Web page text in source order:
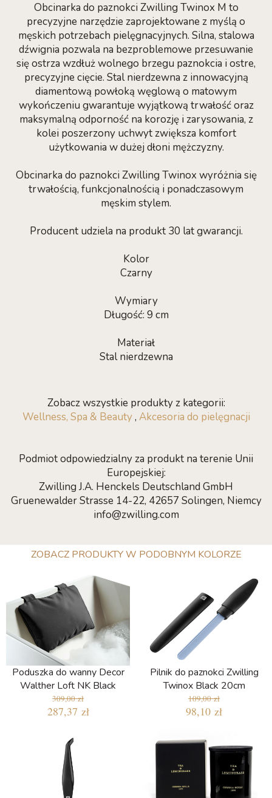
Obcinarka do paznokci Zwilling Twinox M to
precyzyjne narzędzie zaprojektowane z myślą o
męskich potrzebach pielęgnacyjnych. Silna, stalowa
dźwignia pozwala na bezproblemowe przesuwanie
się ostrza wzdłuż wolnego brzegu paznokcia i ostre,
precyzyjne cięcie. Stal nierdzewna z innowacyjną
diamentową powłoką węglową o matowym
wykończeniu gwarantuje wyjątkową trwałość oraz
maksymalną odporność na korozję i zarysowania, z
kolei poszerzony uchwyt zwiększa komfort
użytkowania w dużej dłoni mężczyzny.
Obcinarka do paznokci Zwilling Twinox wyróżnia się
trwałością, funkcjonalnością i ponadczasowym
męskim stylem.
Producent udziela na produkt 30 lat gwarancji.
Kolor
Czarny
Wymiary
Długość: 9 cm
Materiał
Stal nierdzewna
Zobacz wszystkie produkty z kategorii:
Wellness, Spa & Beauty, Akcesoria do pielęgnacji
Podmiot odpowiedzialny za produkt na terenie Unii
Europejskiej:
Zwilling J.A. Henckels Deutschland GmbH
Gruenewalder Strasse 14-22, 42657 Solingen, Niemcy
info@zwilling.com
ZOBACZ PRODUKTY W PODOBNYM KOLORZE
Poduszka do wanny Decor
Walther Loft NK Black
309,00 zł
287,37 zł
Pilnik do paznokci Zwilling
Twinox Black 20cm
109,00 zł
98,10 zł